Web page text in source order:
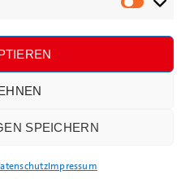
SPEICHERN
Impressum